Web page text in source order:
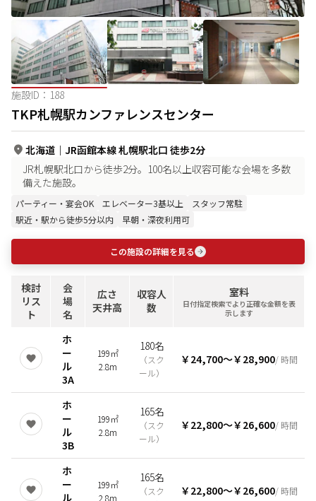
施設ID： 188
TKP札幌駅カンファレンスセンター
北海道 ｜ JR函館本線 札幌駅北口 徒歩2分
JR札幌駅北口から徒歩2分。100名以上収容可能な会場を多数
備えた施設。
パーティー・宴会OK エレベーター3基以上
スタッフ常駐
駅近・駅から徒歩5分以内
早朝・深夜利用可
この施設の詳細を見る
検討
リス
ト
会
場
名
広さ
天井高
収容人
数
室料
日付指定検索でより正確な金額を表
示します
ホ
ー
ル
3A
199㎡
2.8m
180名
（スク
ール）
￥24,700〜￥28,900/ 時間
ホ
ー
ル
3B
199㎡
2.8m
165名
（スク
ール）
￥22,800〜￥26,600/ 時間
ホ
ー
ル
199㎡
2.8m
165名
（スク
￥22,800〜￥26,600/ 時間